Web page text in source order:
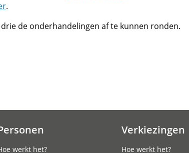
.
de onderhandelingen af te kunnen ronden.
werkt het?
Verkiezingen
Hoe werkt het?